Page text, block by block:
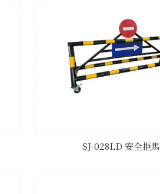
SJ-028LD 安全拒馬